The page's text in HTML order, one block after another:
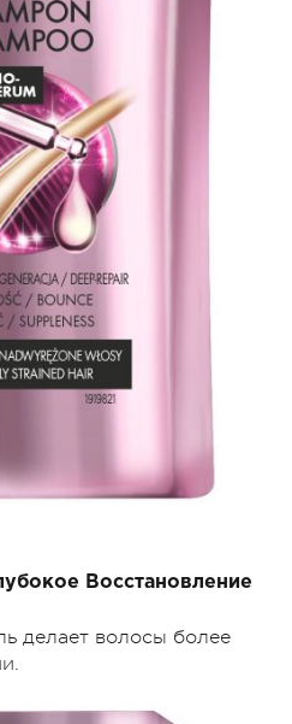
Восстановление
делает волосы более